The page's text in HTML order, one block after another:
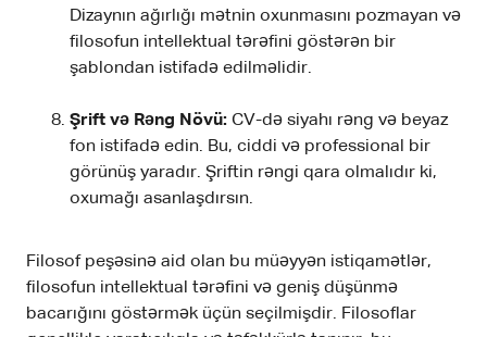
Dizaynın ağırlığı mətnin oxunmasını pozmayan və
filosofun intellektual tərəfini göstərən bir
şablondan istifadə edilməlidir.
Şrift və Rəng Növü: CV-də siyahı rəng və beyaz
fon istifadə edin. Bu, ciddi və professional bir
görünüş yaradır. Şriftin rəngi qara olmalıdır ki,
oxumağı asanlaşdırsın.
Filosof peşəsinə aid olan bu müəyyən istiqamətlər,
filosofun intellektual tərəfini və geniş düşünmə
bacarığını göstərmək üçün seçilmişdir. Filosoflar